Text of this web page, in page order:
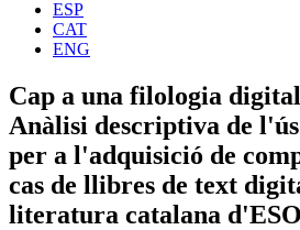
ESP
CAT
ENG
Cap a una filologia
Anàlisi descriptiva de
per a l'adquisició de
cas de llibres de text
literatura catalana d'ESO